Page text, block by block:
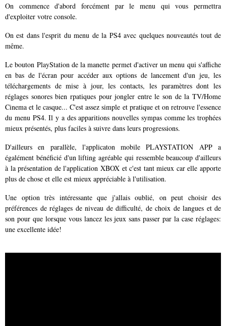
On commence d'abord forcément par le menu qui vous permettra
d'exploiter votre console.
On est dans l'esprit du menu de la PS4 avec quelques nouveautés tout de
même.
Le bouton PlayStation de la manette permet d'activer un menu qui s'affiche
en bas de l'écran pour accéder aux options de lancement d'un jeu, les
téléchargements de mise à jour, les contacts, les paramètres dont les
réglages sonores bien rpatiques pour jongler entre le son de la TV/Home
Cinema et le casque... C'est assez simple et pratique et on retrouve l'essence
du menu PS4. Il y a des apparitions nouvelles sympas comme les trophées
mieux présentés, plus faciles à suivre dans leurs progressions.
D'ailleurs en parallèle, l'applicaton mobile PLAYSTATION APP a
égalément bénéficié d'un lifting agréable qui ressemble beaucoup d'ailleurs
à la présentation de l'application XBOX et c'est tant mieux car elle apporte
plus de chose et elle est mieux appréciable à l'utilisation.
Une option très intéressante que j'allais oublié, on peut choisir des
préférences de réglages de niveau de difficulté, de choix de langues et de
son pour que lorsque vous lancez les jeux sans passer par la case réglages:
une excellente idée!